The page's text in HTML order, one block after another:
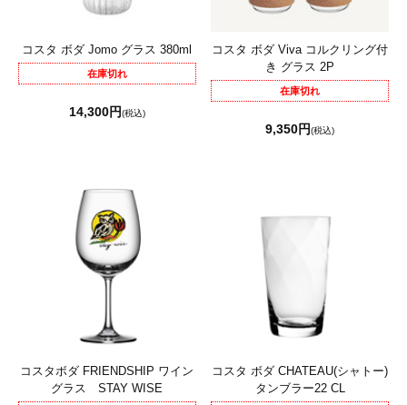
コスタ ボダ Jomo グラス 380ml
在庫切れ
14,300円(税込)
コスタ ボダ Viva コルクリング付
き グラス 2P
在庫切れ
9,350円(税込)
コスタボダ FRIENDSHIP ワイン
グラス STAY WISE
コスタ ボダ CHATEAU(シャトー)
タンブラー22 CL